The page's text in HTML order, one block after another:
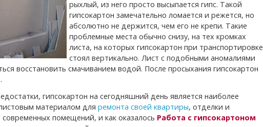
рыхлый, из него просто высыпается гипс. Такой
гипсокартон замечательно ломается и режется, но
абсолютно не держится, чем его не крепи. Такие
проблемные места обычно снизу, на тех кромках
листа, на которых гипсокартон при транспортировке
стоял вертикально. Лист с подобными аномалиями
восстановить смачиванием водой. После просыхания гипсокартон
материалом для ремонта своей квартиры, отделки и
современных помещений, и как оказалось Работа с гипсокартоном